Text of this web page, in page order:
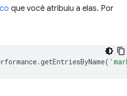
que você atribuiu a elas. Por
.getEntriesByName(